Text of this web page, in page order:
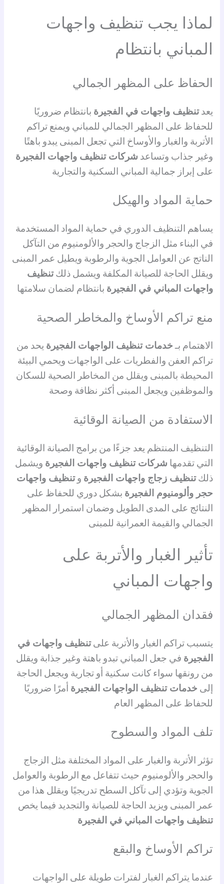
لماذا يجب تنظيف واجهات
المباني بانتظام
الحفاظ على المظهر الجمالي
يعدتنظيف واجهات في الفجيرة بانتظام ضروريًا
للحفاظ على المظهر الجمالي للمباني ويمنع تراكم
الأتربة والغبار والأوساخ التي تجعل المبنى يبدو باهتًا
وغير جذاب وتساعد شركات تنظيف واجهات الفجيرة
على إبراز جمالية المباني السكنية والتجارية
حماية المواد والهيكل
يساهم التنظيف الدوري في حماية المواد المستخدمة
في البناء مثل الزجاج والحجر والألومنيوم من التآكل
الناتج عن العوامل الجوية والرطوبة ويطيل عمر المبنى
ويقلل الحاجة للصيانة المكلفة ويشمل ذلكتنظيف
واجهات المباني في الفجيرة بانتظام لضمان سلامتها
منع تراكم الأوساخ والمخاطر الصحية
الاهتمام بـخدمات تنظيف الواجهات الفجيرة يحد من
تراكم العفن والفطريات على الواجهات ويحمي البيئة
المحيطة بالمبنى ويقلل من المخاطر الصحية للسكان
والموظفين ويجعل المبنى أكثر نظافة وصحة
الاستفادة من الصيانة الوقائية
التنظيف المنتظم يعد جزءًا من برامج الصيانة الوقائية
التي تقدمها شركات تنظيف واجهات الفجيرة ويشمل
ذلكتنظيف زجاج واجهات الفجيرة وتنظيف واجهات
حجر وألومنيوم الفجيرة بشكل دوري للحفاظ على
النتائج على المدى الطويل وضمان استمرار المظهر
الجمالي والقيمة العمرانية للمبنى
تأثير الغبار والأتربة على
واجهات المباني
فقدان المظهر الجمالي
يتسبب تراكم الغبار والأتربة علىتنظيف واجهات في
الفجيرة في جعل المباني تبدو باهتة وغير جذابة ويقلل
من رونقها سواء كانت سكنية أو تجارية ويجعل الحاجة
إلى خدمات تنظيف الواجهات الفجيرة أمرًا ضروريًا
للحفاظ على المظهر العام
تلف المواد والسطوح
تؤثر الأتربة والغبار على المواد المختلفة مثل الزجاج
والحجر والألومنيوم حيث تتفاعل مع الرطوبة والعوامل
الجوية وتؤدي إلى تآكل السطح تدريجيًا ويقلل هذا من
عمر المبنى ويزيد الحاجة للصيانة والتجديد فيما يخص
تنظيف واجهات المباني في الفجيرة
تراكم الأوساخ والبقع
عندما يتراكم الغبار لفترات طويلة على الواجهات